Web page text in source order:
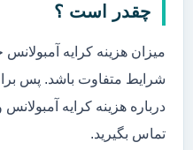
چقدر است ؟
میزان هزینه کرایه
شرایط متفاوت باشد. پس
درباره هزینه کرایه
تماس بگیرید.